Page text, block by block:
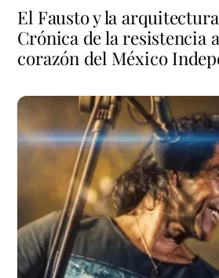
El Fausto y la
Crónica de la resistencia
corazón del México